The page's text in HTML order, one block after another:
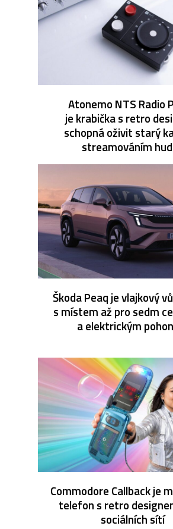
Atonemo NTS Radio
je krabička s retro
schopná oživit starý
streamováním
Škoda Peaq je vlajkový
s místem až pro sedm
a elektrickým
Commodore Callback je
telefon s retro
sociálních sítí